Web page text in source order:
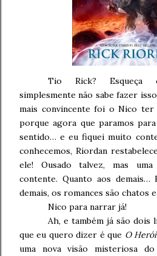
Tio Rick? Esqueça
simplesmente não sabe fazer
mais convincente foi o Nico ter
porque agora que paramos
sentido… e eu fiquei muito
conhecemos, Riordan
ele! Ousado talvez, mas
contente. Quanto aos demais…
demais, os romances são chatos
Nico para narrar já!
Ah, e também já são dois
que eu quero dizer é que O
uma nova visão misteriosa